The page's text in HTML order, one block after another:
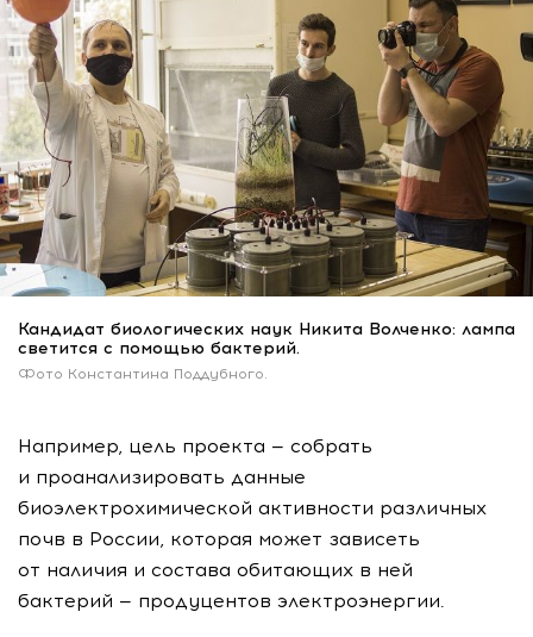
Кандидат биологических наук Никита Волченко: лампа
светится с помощью бактерий.
Фото Константина Поддубного.
Например, цель проекта — собрать
и проанализировать данные
биоэлектрохимической активности различных
почв в России, которая может зависеть
от наличия и состава обитающих в ней
бактерий — продуцентов электроэнергии.